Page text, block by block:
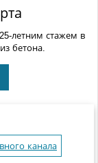
летним стажем в
бетона.
канала